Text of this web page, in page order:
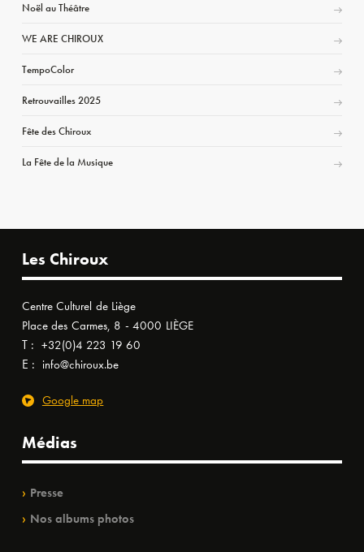
Noël au Théâtre
WE ARE CHIROUX
TempoColor
Retrouvailles 2025
Fête des Chiroux
La Fête de la Musique
Les Chiroux
Centre Culturel de Liège
Place des Carmes, 8 - 4000 LIÈGE
T : +32(0)4 223 19 60
E : info@chiroux.be
Google map
Médias
Presse
Nos albums photos